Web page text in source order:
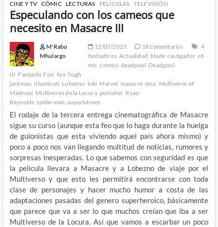
CINE Y TV CÓMIC LECTURAS PELÍCULAS TELEVISIÓN
Especulando con los cameos que
necesito en Masacre III
M'Rabo
Mhulargo
12/07/2023 18 comentarios
4
fantasticos Actualidad blade castigador có
mic comics deadpool Deadpool
III Fantastic Foir fox hugh
jackman Illuminati Lobezno loki Marvel masacre mcu Multiverse of
Madness Multiverso de la Locura punisher Ryan
Reynolds spiderman superhéroes
El rodaje de la tercera entrega cinematográfica de Masacre
sigue su curso (aunque esta feo que lo haga durante la huelga
de guionistas que esta viviendo aquel país ahora mismo) y
poco a poco nos van llegando multitud de noticias, rumores y
sorpresas inesperadas. Lo que sabemos con seguridad es que
la película llevara a Masacre y a Lobezno de viaje por el
Multiverso y que esto les permitirá encontrarse con toda
clase de personajes y hacer mucho humor a costa de las
adaptaciones pasadas del genero superheroico, básicamente
que parece que va a ser lo que muchos creían que iba a ser
Multiverso de la Locura. Así que vamos a escarbar un poco